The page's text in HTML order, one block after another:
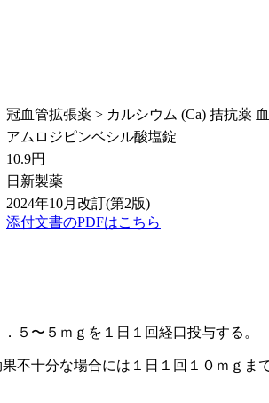
冠血管拡張薬 > カルシウム (Ca) 拮抗薬
アムロジピンベシル酸塩錠
10.9円
日新製薬
2024年10月改訂(第2版)
添付文書のPDFはこちら
５〜５ｍｇを１日１回経口投与する。
不十分な場合には１日１回１０ｍｇま